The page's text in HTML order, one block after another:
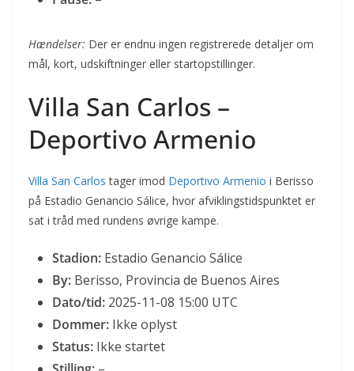
Hændelser: Der er endnu ingen registrerede detaljer om
mål, kort, udskiftninger eller startopstillinger.
Villa San Carlos –
Deportivo Armenio
Villa San Carlos tager imod Deportivo Armenio i Berisso
på Estadio Genancio Sálice, hvor afviklingstidspunktet er
sat i tråd med rundens øvrige kampe.
Stadion: Estadio Genancio Sálice
By: Berisso, Provincia de Buenos Aires
Dato/tid: 2025-11-08 15:00 UTC
Dommer: Ikke oplyst
Status: Ikke startet